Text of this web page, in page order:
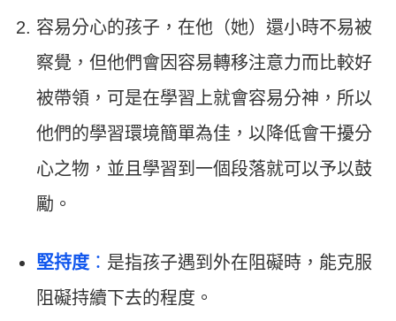
容易分心的孩子，在他（她）還小時不易被
察覺，但他們會因容易轉移注意力而比較好
被帶領，可是在學習上就會容易分神，所以
他們的學習環境簡單為佳，以降低會干擾分
心之物，並且學習到一個段落就可以予以鼓
勵。
堅持度 ： 是指孩子遇到外在阻礙時，能克服
阻礙持續下去的程度。